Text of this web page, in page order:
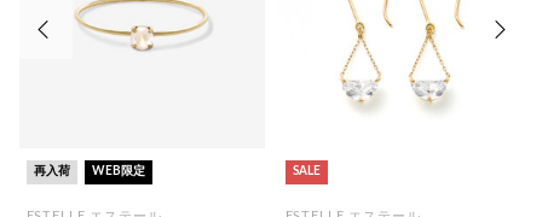
再入荷 WEB限定 SALE
前の画像